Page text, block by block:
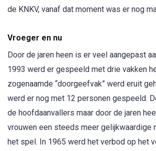
de KNKV, vanaf dat moment was er nog
Vroeger en nu
Door de jaren heen is er veel aangepast
1993 werd er gespeeld met drie vakken
zogenaamde “doorgeefvak” werd eruit
werd er nog met 12 personen gespeeld.
de hoofdaanvallers maar door de jaren
vrouwen een steeds meer gelijkwaardige
het spel. In 1965 werd het verbod op het